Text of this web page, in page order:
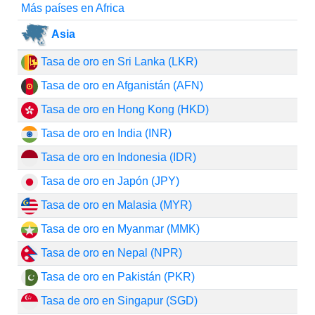
Más países en Africa
Asia
Tasa de oro en Sri Lanka (LKR)
Tasa de oro en Afganistán (AFN)
Tasa de oro en Hong Kong (HKD)
Tasa de oro en India (INR)
Tasa de oro en Indonesia (IDR)
Tasa de oro en Japón (JPY)
Tasa de oro en Malasia (MYR)
Tasa de oro en Myanmar (MMK)
Tasa de oro en Nepal (NPR)
Tasa de oro en Pakistán (PKR)
Tasa de oro en Singapur (SGD)